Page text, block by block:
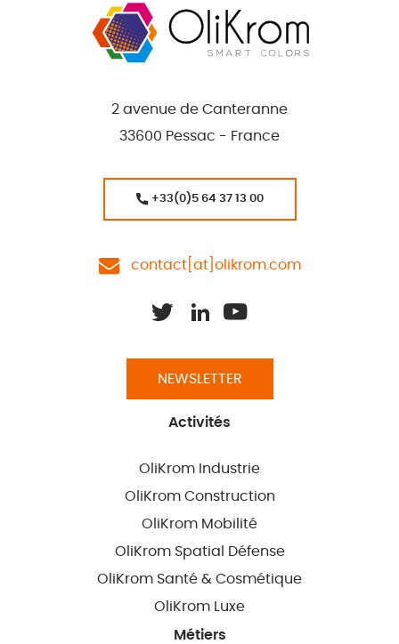
2 avenue de Canteranne
33600 Pessac - France
+33(0)5 64 37 13 00
contact[at]olikrom.com
NEWSLETTER
Activités
OliKrom Industrie
OliKrom Construction
OliKrom Mobilité
OliKrom Spatial Défense
OliKrom Santé & Cosmétique
OliKrom Luxe
Métiers